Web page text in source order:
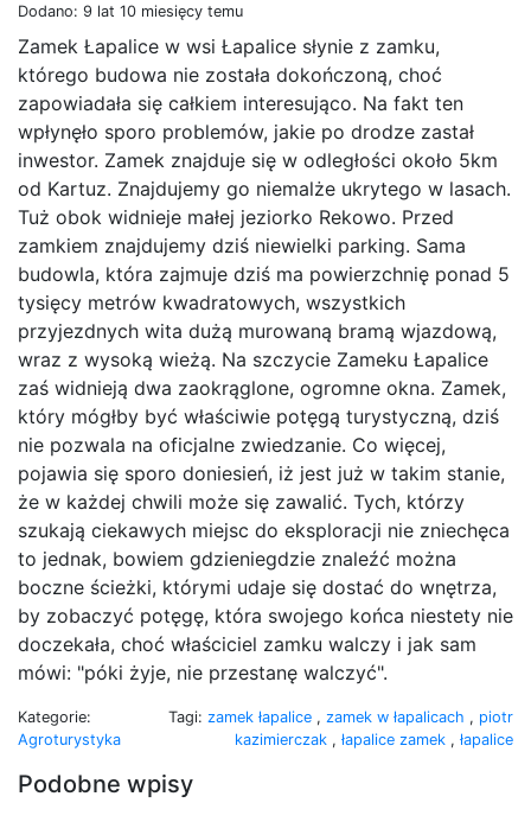
Dodano: 9 lat 10 miesięcy temu
Zamek Łapalice w wsi Łapalice słynie z zamku,
którego budowa nie została dokończoną, choć
zapowiadała się całkiem interesująco. Na fakt ten
wpłynęło sporo problemów, jakie po drodze zastał
inwestor. Zamek znajduje się w odległości około 5km
od Kartuz. Znajdujemy go niemalże ukrytego w lasach.
Tuż obok widnieje małej jeziorko Rekowo. Przed
zamkiem znajdujemy dziś niewielki parking. Sama
budowla, która zajmuje dziś ma powierzchnię ponad 5
tysięcy metrów kwadratowych, wszystkich
przyjezdnych wita dużą murowaną bramą wjazdową,
wraz z wysoką wieżą. Na szczycie Zameku Łapalice
zaś widnieją dwa zaokrąglone, ogromne okna. Zamek,
który mógłby być właściwie potęgą turystyczną, dziś
nie pozwala na oficjalne zwiedzanie. Co więcej,
pojawia się sporo doniesień, iż jest już w takim stanie,
że w każdej chwili może się zawalić. Tych, którzy
szukają ciekawych miejsc do eksploracji nie zniechęca
to jednak, bowiem gdzieniegdzie znaleźć można
boczne ścieżki, którymi udaje się dostać do wnętrza,
by zobaczyć potęgę, która swojego końca niestety nie
doczekała, choć właściciel zamku walczy i jak sam
mówi: "póki żyje, nie przestanę walczyć".
Kategorie:
Agroturystyka
Tagi: zamek łapalice , zamek w łapalicach , piotr
kazimierczak , łapalice zamek , łapalice
Podobne wpisy